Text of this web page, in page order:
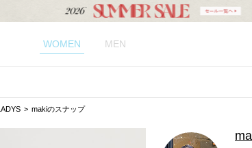
WOMEN MEN
makiのスナップ